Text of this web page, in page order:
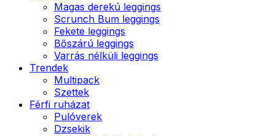
Magas derekú leggings
Scrunch Bum leggings
Fekete leggings
Bőszárú leggings
Varrás nélküli leggings
Trendek
Multipack
Szettek
Férfi ruházat
Pulóverek
Dzsekik